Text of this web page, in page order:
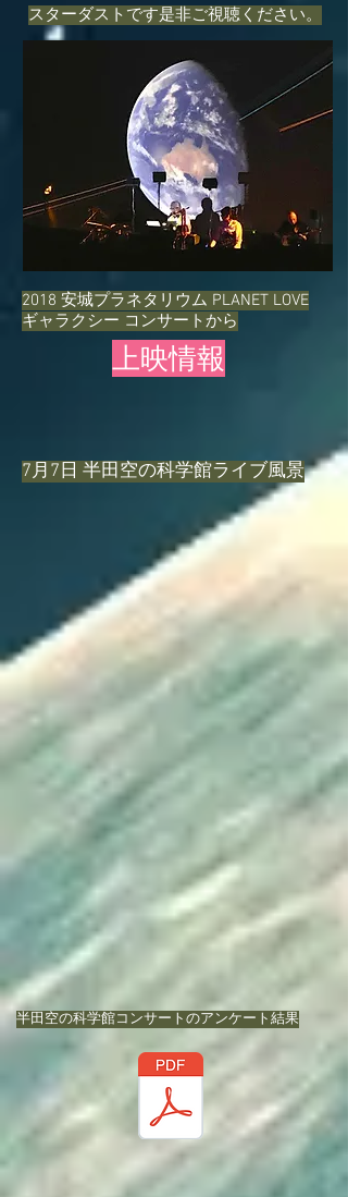
​スターダストです是非ご視聴ください。
​2018 安城プラネタリウム PLANET LOVE
ギャラクシー コンサートから
上映情報
7月7日 半田空の科学館ライブ風景
半田空の科学館コンサートのアンケート結果